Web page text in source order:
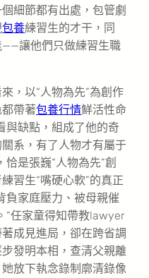
細節都有出處，包管劇
包養練習生的才干，同
——讓他們只做練習生職
，以“人物為先”為創作
帶著包養行情鮮活性命
與缺點，組成了他的奇
系，有了人物才有屬于
是張巍“人物為先”創
習生“嘴硬心軟”的真正
負家庭壓力、被母親催
“任家童得知帶教lawyer
成見進局，卻在跨省調
發明本相，查清父親離
放下執念錄制廓清錄像